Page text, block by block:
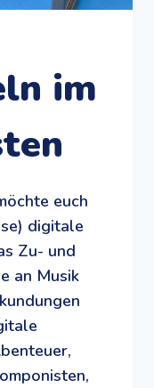
im
euch
digitale
Zu- und
an Musik